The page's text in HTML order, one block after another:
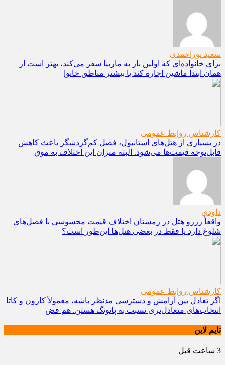
سعید پوراحمدی
برای خانواده‌ای که اولین بار به ماربیا سفر می‌کند، بهتر است از
همان ابتدا ماشین اجاره کند یا بیشتر مناطق خانوا
کارشناس روابط عمومی
در بسیاری از هتل‌های استانبول، فصل کم‌گردشگر باعث کاهش
قابل‌توجه قیمت‌ها می‌شود. البته میزان این اختلاف به موق
داودی
واقعاً رزرو هتل در زمستان اختلاف قیمت محسوسی با فصل‌های
شلوغ دارد یا فقط در بعضی هتل‌ها این‌طور است؟
کارشناس روابط عمومی
اگر تعادل بین آرامش و دسترسی مدنظر باشه، معمولاً کارون و کاتا
انتخاب‌های متعادل‌تری نسبت به پاتونگ هستن. هم فض
تایم لاین
3 ساعت قبل